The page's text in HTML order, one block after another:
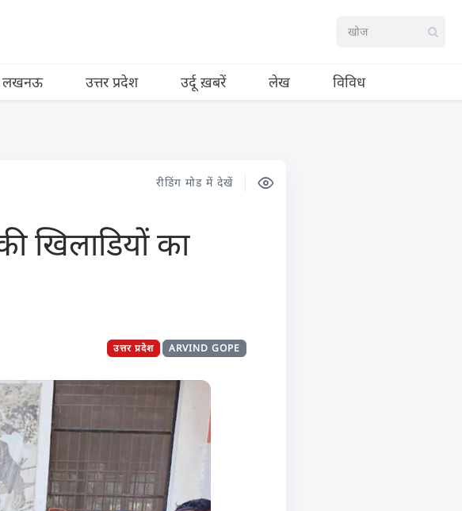
लखनऊ उत्तर प्रदेश उर्दू ख़बरें लेख विविध
रीडिंग मोड में देखें
खिलाडियों का
ARVIND GOPE
उत्तर प्रदेश